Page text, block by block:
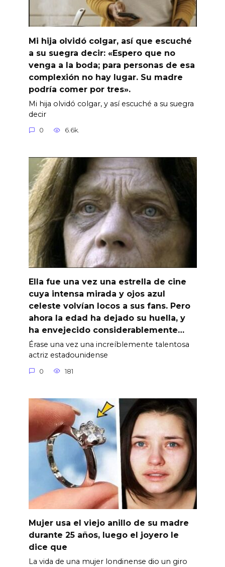
Mi hija olvidó colgar, así que escuché
a su suegra decir: «Espero que no
venga a la boda; para personas de esa
complexión no hay lugar. Su madre
podría comer por tres».
Mi hija olvidó colgar, y así escuché a su suegra
decir
0 6.6k.
Ella fue una vez una estrella de cine
cuya intensa mirada y ojos azul
celeste volvían locos a sus fans. Pero
ahora la edad ha dejado su huella, y
ha envejecido considerablemente…
Érase una vez una increíblemente talentosa
actriz estadounidense
0 181
Mujer usa el viejo anillo de su madre
durante 25 años, luego el joyero le
dice que
La vida de una mujer londinense dio un giro